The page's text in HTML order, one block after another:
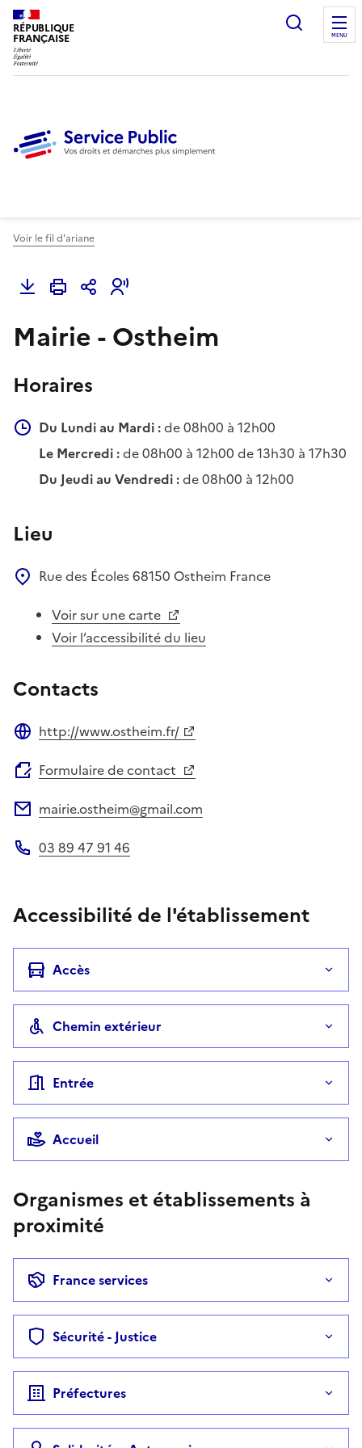
RÉPUBLIQUE
FRANÇAISE
Ouvrir
MENU
Voir le fil d'ariane
Mairie - Ostheim
Horaires
Du Lundi au Mardi :de 08h00 à 12h00
Le Mercredi :de 08h00 à 12h00 de 13h30 à 17h30
Du Jeudi au Vendredi :de 08h00 à 12h00
Lieu
Rue des Écoles68150 Ostheim France
Voir sur une carte
Voir l’accessibilité du lieu
Contacts
http://www.ostheim.fr/
Formulaire de contact
mairie.ostheim@gmail.com
03 89 47 91 46
Accessibilité de l'établissement
Accès
Chemin extérieur
Entrée
Accueil
Organismes et établissements à
proximité
France services
Sécurité - Justice
Préfectures